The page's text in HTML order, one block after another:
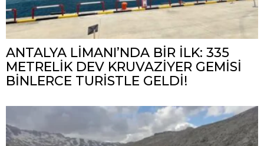
ANTALYA LİMANI’NDA BİR İLK: 335
METRELİK DEV KRUVAZİYER GEMİSİ
BİNLERCE TURİSTLE GELDİ!